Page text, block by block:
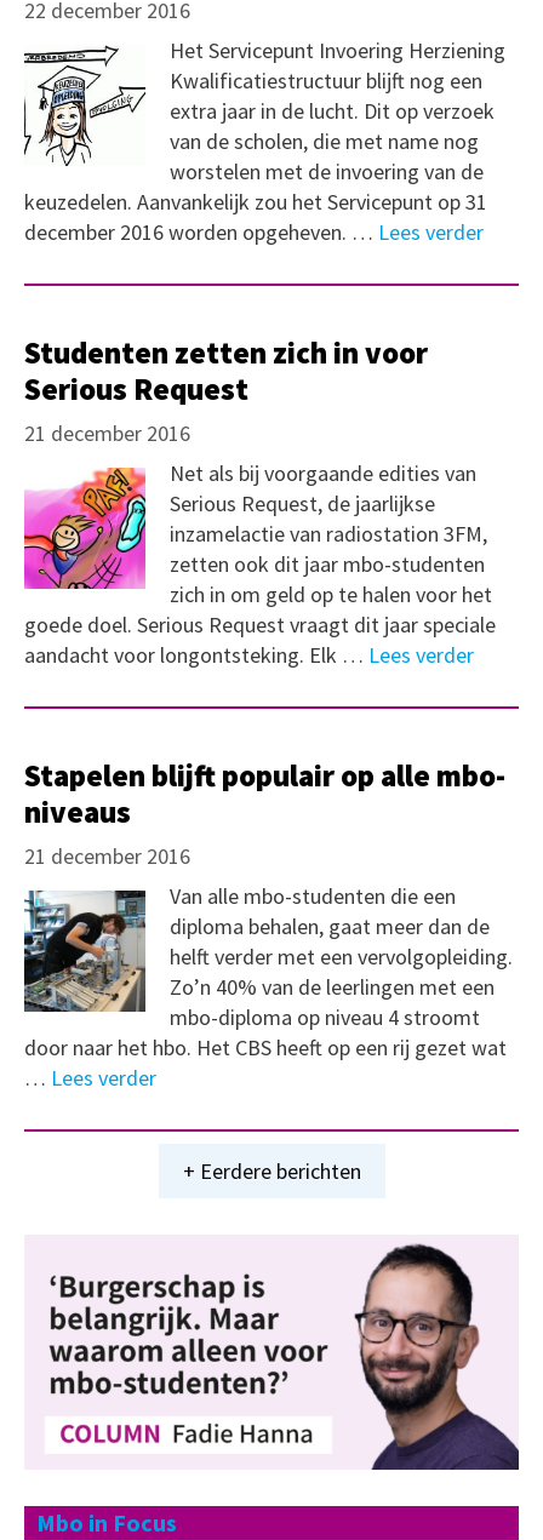
22 december 2016
Het Servicepunt Invoering Herziening
Kwalificatiestructuur blijft nog een
extra jaar in de lucht. Dit op verzoek
van de scholen, die met name nog
worstelen met de invoering van de
keuzedelen. Aanvankelijk zou het Servicepunt op 31
december 2016 worden opgeheven. … Lees verder
Studenten zetten zich in voor
Serious Request
21 december 2016
Net als bij voorgaande edities van
Serious Request, de jaarlijkse
inzamelactie van radiostation 3FM,
zetten ook dit jaar mbo-studenten
zich in om geld op te halen voor het
goede doel. Serious Request vraagt dit jaar speciale
aandacht voor longontsteking. Elk … Lees verder
Stapelen blijft populair op alle mbo-
niveaus
21 december 2016
Van alle mbo-studenten die een
diploma behalen, gaat meer dan de
helft verder met een vervolgopleiding.
Zo’n 40% van de leerlingen met een
mbo-diploma op niveau 4 stroomt
door naar het hbo. Het CBS heeft op een rij gezet wat
… Lees verder
+ Eerdere berichten
Mbo in Focus